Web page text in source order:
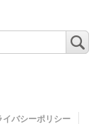
イバシーポリシー